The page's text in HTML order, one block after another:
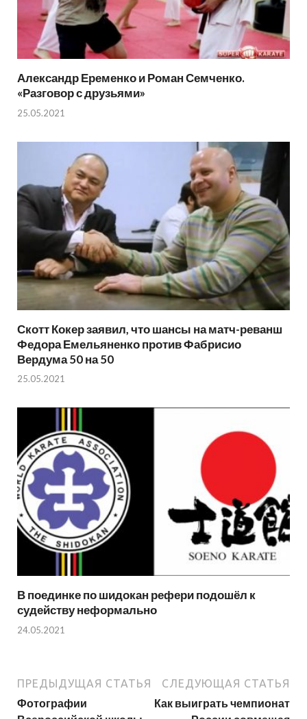
Александр Еременко и Роман Семченко.
«Разговор с друзьями»
25.05.2021
Скотт Кокер заявил, что шансы на матч-реванш
Федора Емельяненко против Фабрисио
Вердума 50 на 50
25.05.2021
В поединке по шидокан рефери подошёл к
судейству неформально
24.05.2021
ПРЕДЫДУЩАЯ СТАТЬЯ
Фотографии
СЛЕДУЮЩАЯ СТАТЬЯ
Как выиграть чемпионат